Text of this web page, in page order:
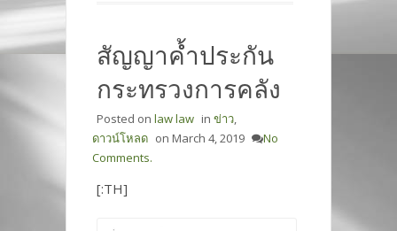
สัญญาค้ำประกัน
กระทรวงการคลัง
Posted on law law in ข่าว,
ดาวน์โหลด on March 4, 2019
No
Comments.
[:TH]